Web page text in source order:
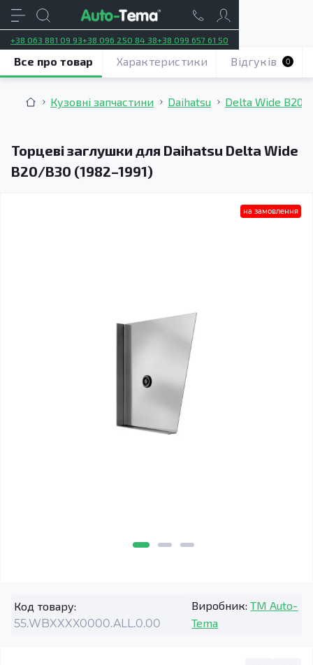
+38 063 881 09 93+38 096 250 84 38+38 099 657 61 50
Кузовні запчастини Daihatsu Delta Wide B20/
Торцеві заглушки для Daihatsu Delta Wide
B20/B30 (1982–1991)
Все про товар Характеристики Відгуків 0
на замовлення
Код товару:
55.WBXXXX0000.ALL.0.00
Виробник: TM Auto-
Tema